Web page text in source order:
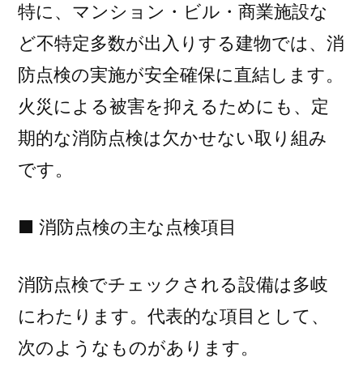
特に、マンション・ビル・商業施設な
ど不特定多数が出入りする建物では、消
防点検の実施が安全確保に直結します。
火災による被害を抑えるためにも、定
期的な消防点検は欠かせない取り組み
です。
■ 消防点検の主な点検項目
消防点検でチェックされる設備は多岐
にわたります。代表的な項目として、
次のようなものがあります。